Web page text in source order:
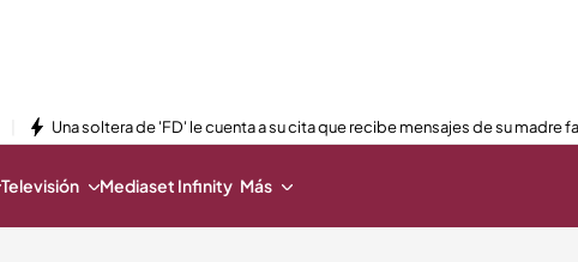
Una soltera de 'FD' le cuenta a su cita que recibe mensajes de su madre
Televisión Mediaset Infinity Más